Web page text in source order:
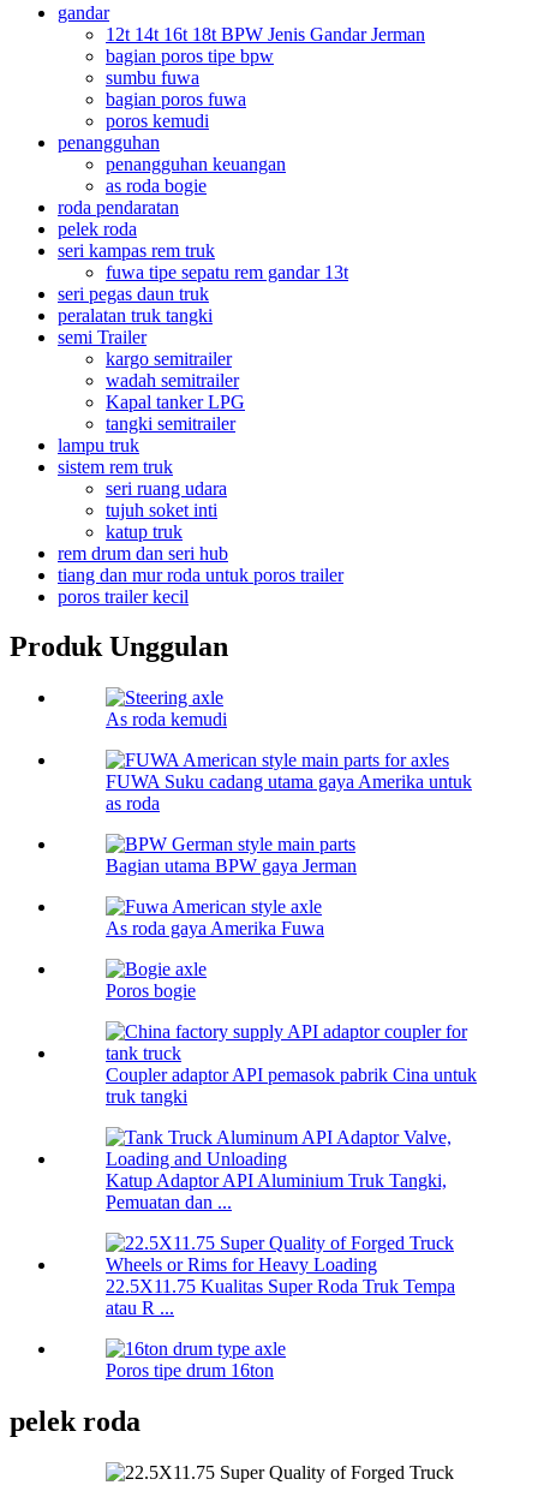
gandar
12t 14t 16t 18t BPW Jenis Gandar Jerman
bagian poros tipe bpw
sumbu fuwa
bagian poros fuwa
poros kemudi
penangguhan
penangguhan keuangan
as roda bogie
roda pendaratan
pelek roda
seri kampas rem truk
fuwa tipe sepatu rem gandar 13t
seri pegas daun truk
peralatan truk tangki
semi Trailer
kargo semitrailer
wadah semitrailer
Kapal tanker LPG
tangki semitrailer
lampu truk
sistem rem truk
seri ruang udara
tujuh soket inti
katup truk
rem drum dan seri hub
tiang dan mur roda untuk poros trailer
poros trailer kecil
Produk Unggulan
As roda kemudi
FUWA Suku cadang utama gaya Amerika untuk
as roda
Bagian utama BPW gaya Jerman
As roda gaya Amerika Fuwa
Poros bogie
Coupler adaptor API pemasok pabrik Cina untuk
truk tangki
Katup Adaptor API Aluminium Truk Tangki,
Pemuatan dan ...
22.5X11.75 Kualitas Super Roda Truk Tempa
atau R ...
Poros tipe drum 16ton
pelek roda